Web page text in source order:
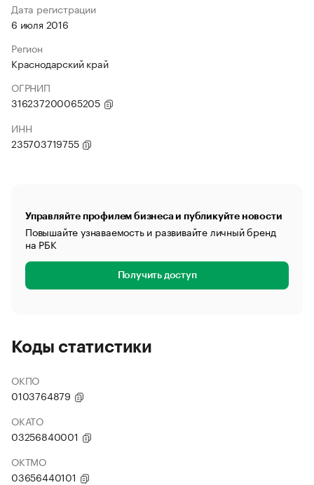
Дата регистрации
6 июля 2016
Регион
Краснодарский край
ОГРНИП
316237200065205
ИНН
235703719755
Управляйте профилем бизнеса и публикуйте новости
Повышайте узнаваемость и развивайте личный бренд
на РБК
Получить доступ
Коды статистики
ОКПО
0103764879
ОКАТО
03256840001
ОКТМО
03656440101